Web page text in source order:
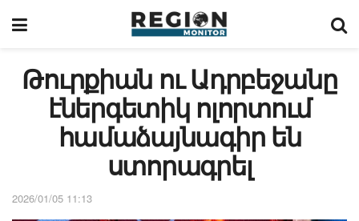
Թուրքիան ու Ադրբեջանը
էներգետիկ ոլորտում
համաձայնագիր են
ստորագրել
2026/01/05 11:13